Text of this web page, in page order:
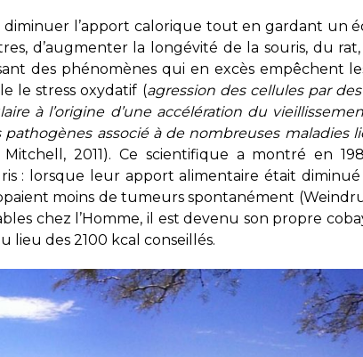
diminuer l’apport calorique tout en gardant un
d’augmenter la longévité de la souris, du
des phénomènes qui en excès empêchent
le stress oxydatif (agression des cellules par
à l’origine d’une accélération du
associé à de nombreuses maladies
Mitchell, 2011). Ce scientifique a montré en
: lorsque leur apport alimentaire était diminué
moins de tumeurs spontanément
chez l’Homme, il est devenu son propre
lieu des 2100 kcal conseillés.